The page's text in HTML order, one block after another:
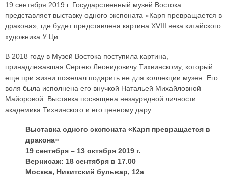
19 сентября 2019 г. Государственный музей Востока
представляет выставку одного экспоната «Карп превращается в
дракона», где будет представлена картина XVIII века китайского
художника У Ци.
В 2018 году в Музей Востока поступила картина,
принадлежавшая Сергею Леонидовичу Тихвинскому, который
еще при жизни пожелал подарить ее для коллекции музея. Его
воля была исполнена его внучкой Натальей Михайловной
Майоровой. Выставка посвящена незаурядной личности
академика Тихвинского и его ценному дару.
Выставка одного экспоната «Карп превращается в
дракона»
19 сентября – 13 октября 2019 г.
Вернисаж: 18 сентября в 17.00
Москва, Никитский бульвар, 12а